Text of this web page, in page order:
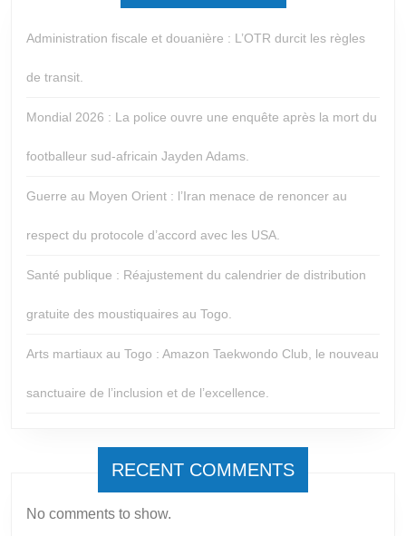
Administration fiscale et douanière : L’OTR durcit les règles
de transit.
Mondial 2026 : La police ouvre une enquête après la mort du
footballeur sud-africain Jayden Adams.
Guerre au Moyen Orient : l’Iran menace de renoncer au
respect du protocole d’accord avec les USA.
Santé publique : Réajustement du calendrier de distribution
gratuite des moustiquaires au Togo.
Arts martiaux au Togo : Amazon Taekwondo Club, le nouveau
sanctuaire de l’inclusion et de l’excellence.
RECENT COMMENTS
No comments to show.